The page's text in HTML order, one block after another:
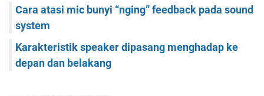
Cara atasi mic bunyi “nging” feedback pada sound
system
Karakteristik speaker dipasang menghadap ke
depan dan belakang